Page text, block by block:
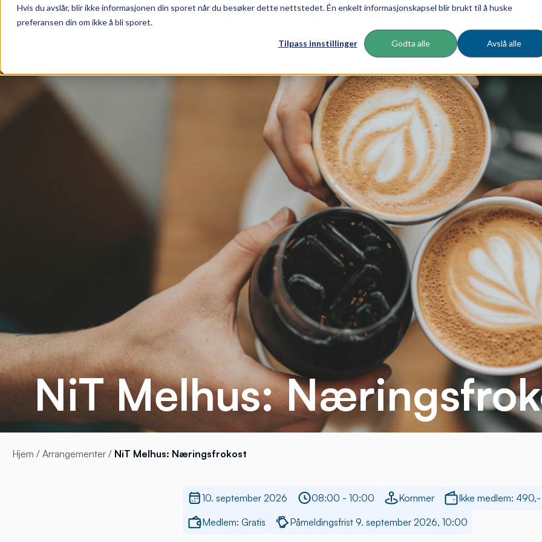
Hvis du avslår, blir ikke informasjonen din sporet når du besøker dette nettstedet. Én enkelt informasjonskapsel blir brukt til å huske
preferansen din om ikke å bli sporet.
Tilpass innstillinger Godta alle Avslå alle
NiT Melhus:
Hjem / Arrangementer / NiT Melhus: Næringsfrokost
10. september 2026 08:00 - 10:00 Kommer
Ikke medlem: 490,-
Medlem: Gratis
Påmeldingsfrist 9. september 2026, 10:00